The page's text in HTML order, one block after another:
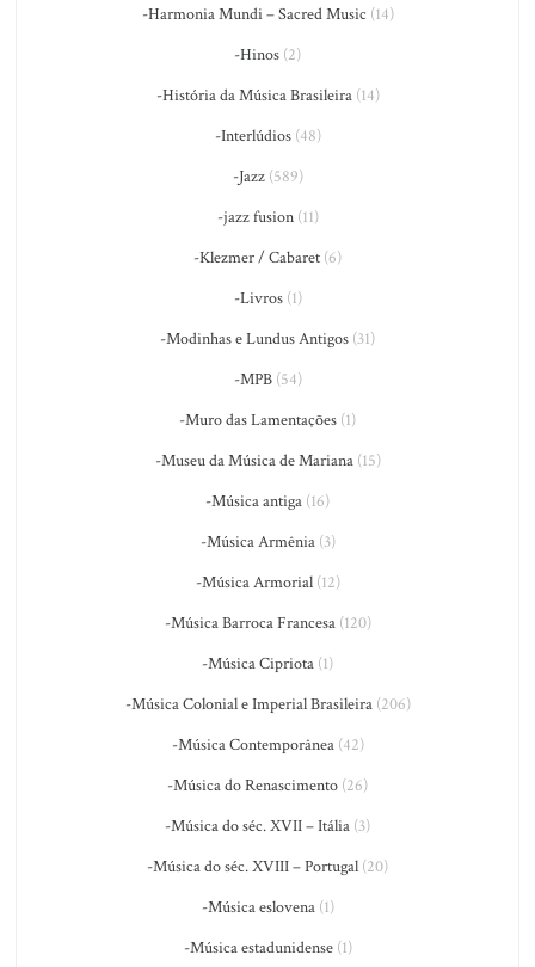
-Harmonia Mundi – Sacred Music (14)
-Hinos (2)
-História da Música Brasileira(14)
-Interlúdios(48)
-Jazz(589)
-jazz fusion(11)
-Klezmer / Cabaret (6)
-Livros(1)
-Modinhas e Lundus Antigos (31)
-MPB(54)
-Muro das Lamentações (1)
-Museu da Música de Mariana(15)
-Música antiga (16)
-Música Armênia(3)
-Música Armorial(12)
-Música Barroca Francesa(120)
-Música Cipriota (1)
-Música Colonial e Imperial Brasileira(206)
-Música Contemporânea(42)
-Música do Renascimento (26)
-Música do séc. XVII – Itália (3)
-Música do séc. XVIII – Portugal (20)
-Música eslovena(1)
-Música estadunidense(1)